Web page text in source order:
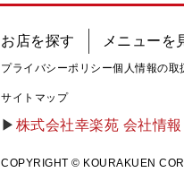
お店を探す メニューを
プライバシーポリシー個人情報の取
サイトマップ
株式会社幸楽苑 会社情報
COPYRIGHT © KOURAKUEN